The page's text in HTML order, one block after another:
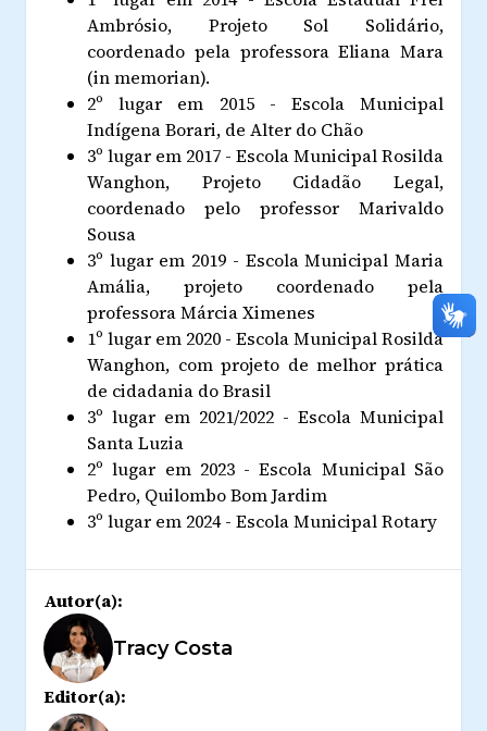
Ambrósio, Projeto Sol Solidário,
coordenado pela professora Eliana Mara
(in memorian).
2º lugar em 2015 - Escola Municipal
Indígena Borari, de Alter do Chão
3º lugar em 2017 - Escola Municipal Rosilda
Wanghon, Projeto Cidadão Legal,
coordenado pelo professor Marivaldo
Sousa
3º lugar em 2019 - Escola Municipal Maria
Amália, projeto coordenado pela
professora Márcia Ximenes
1º lugar em 2020 - Escola Municipal Rosilda
Wanghon, com projeto de melhor prática
de cidadania do Brasil
3º lugar em 2021/2022 - Escola Municipal
Santa Luzia
2º lugar em 2023 - Escola Municipal São
Pedro, Quilombo Bom Jardim
3º lugar em 2024 - Escola Municipal Rotary
Autor(a):
Tracy Costa
Editor(a):